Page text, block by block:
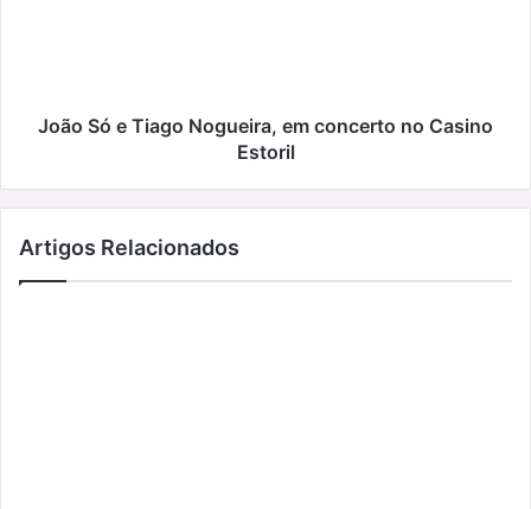
Estoril
João Só e Tiago Nogueira, em concerto no Casino
Estoril
Artigos Relacionados